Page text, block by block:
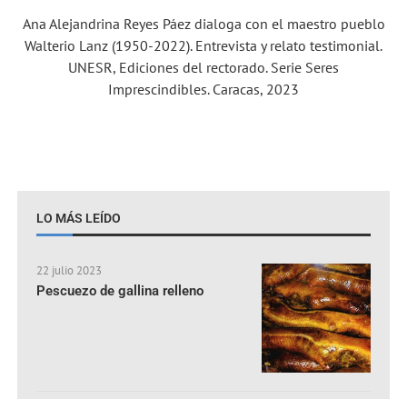
Ana Alejandrina Reyes Páez dialoga con el maestro pueblo
Walterio Lanz (1950-2022). Entrevista y relato testimonial.
UNESR, Ediciones del rectorado. Serie Seres
Imprescindibles. Caracas, 2023
LO MÁS LEÍDO
22 julio 2023
Pescuezo de gallina relleno